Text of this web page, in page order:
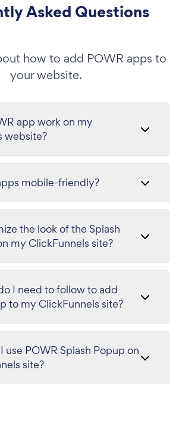
Asked Questions
how to add POWR apps to
your website.
app work on my
website?
mobile-friendly?
the look of the Splash
my ClickFunnels site?
I need to follow to add
to my ClickFunnels site?
use POWR Splash Popup on
site?